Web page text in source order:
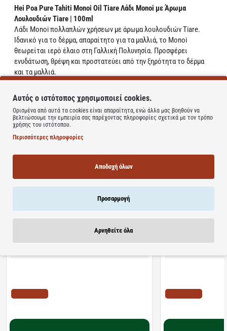
Hei Poa Pure Tahiti Monoi Oil Tiare Λάδι Monoi με Άρωμα
Λουλουδιών Tiare | 100ml
Λάδι Monoi πολλαπλών χρήσεων με άρωμα λουλουδιών Tiare.
Ιδανικό για το δέρμα, απαραίτητο για τα μαλλιά, το Monoi
θεωρείται ιερό έλαιο στη Γαλλική Πολυνησία. Προσφέρει
ενυδάτωση, θρέψη και προστατεύει από την ξηρότητα το δέρμα
και τα μαλλιά.
Περιέχει 96% λάδι Monoi από την Ταϊτή
Δεν περιέχει συντηρητικά
Μη αλλεργιογόνο
Learn more
Bestsellers Είδατε Πρόσφατα
Αυτός ο ιστότοπος χρησιμοποιεί cookies.
Ορισμένα από αυτά τα cookies είναι απαραίτητα, ενώ άλλα μας βοηθούν να
βελτιώσουμε την εμπειρία σας παρέχοντας πληροφορίες σχετικά με τον τρόπο
χρήσης του ιστότοπου.
Περισσότερες πληροφορίες
Αποδοχή όλων
Προσαρμογή
Αρνηθείτε όλα